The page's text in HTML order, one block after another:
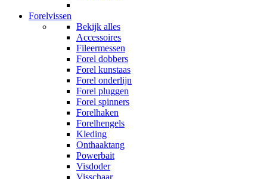
Forelvissen
Bekijk alles
Accessoires
Fileermessen
Forel dobbers
Forel kunstaas
Forel onderlijn
Forel pluggen
Forel spinners
Forelhaken
Forelhengels
Kleding
Onthaaktang
Powerbait
Visdoder
Visschaar